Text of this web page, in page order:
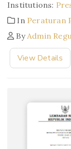
Institutions:
In Peraturan
ByAdmin
View Details